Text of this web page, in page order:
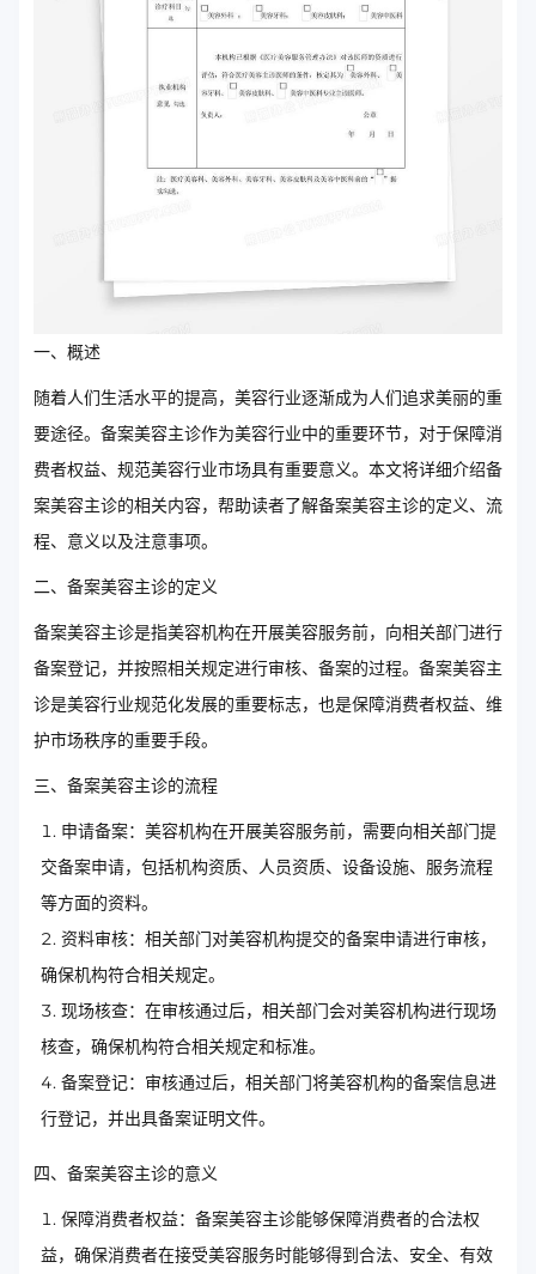
一、概述
随着人们生活水平的提高，美容行业逐渐成为人们追求美丽的重
要途径。备案美容主诊作为美容行业中的重要环节，对于保障消
费者权益、规范美容行业市场具有重要意义。本文将详细介绍备
案美容主诊的相关内容，帮助读者了解备案美容主诊的定义、流
程、意义以及注意事项。
二、备案美容主诊的定义
备案美容主诊是指美容机构在开展美容服务前，向相关部门进行
备案登记，并按照相关规定进行审核、备案的过程。备案美容主
诊是美容行业规范化发展的重要标志，也是保障消费者权益、维
护市场秩序的重要手段。
三、备案美容主诊的流程
申请备案：美容机构在开展美容服务前，需要向相关部门提
交备案申请，包括机构资质、人员资质、设备设施、服务流程
等方面的资料。
资料审核：相关部门对美容机构提交的备案申请进行审核，
确保机构符合相关规定。
现场核查：在审核通过后，相关部门会对美容机构进行现场
核查，确保机构符合相关规定和标准。
备案登记：审核通过后，相关部门将美容机构的备案信息进
行登记，并出具备案证明文件。
四、备案美容主诊的意义
保障消费者权益：备案美容主诊能够保障消费者的合法权
益，确保消费者在接受美容服务时能够得到合法、安全、有效